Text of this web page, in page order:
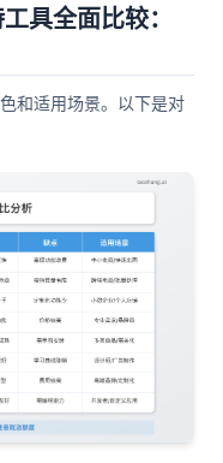
具全面比较：
和适用场景。以下是对